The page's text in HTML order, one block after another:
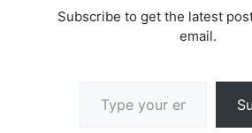
Subscribe to get the latest
email.